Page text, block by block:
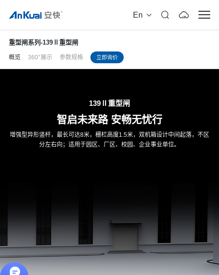
En
重型闸系列 -139Ⅱ重型闸
概览 360°展示 参数规格 立即询价
139Ⅱ重型闸
智启未来路 安畅无忧行
增强型异形竖杆，最长可达8米，栅栏高度1.5米，双机箱设计中间起落，不区
分左右向；适用于园区、厂区、校园、企业事业单位。